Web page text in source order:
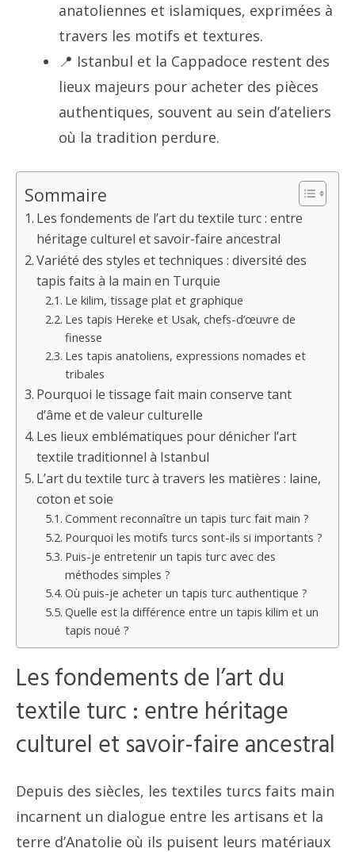
anatoliennes et islamiques, exprimées à
travers les motifs et textures.
📍 Istanbul et la Cappadoce restent des
lieux majeurs pour acheter des pièces
authentiques, souvent au sein d’ateliers
où la tradition perdure.
Sommaire
Les fondements de l’art du textile turc : entre
héritage culturel et savoir-faire ancestral
Variété des styles et techniques : diversité des
tapis faits à la main en Turquie
Le kilim, tissage plat et graphique
Les tapis Hereke et Usak, chefs-d’œuvre de
finesse
Les tapis anatoliens, expressions nomades et
tribales
Pourquoi le tissage fait main conserve tant
d’âme et de valeur culturelle
Les lieux emblématiques pour dénicher l’art
textile traditionnel à Istanbul
L’art du textile turc à travers les matières : laine,
coton et soie
Comment reconnaître un tapis turc fait main ?
Pourquoi les motifs turcs sont-ils si importants ?
Puis-je entretenir un tapis turc avec des
méthodes simples ?
Où puis-je acheter un tapis turc authentique ?
Quelle est la différence entre un tapis kilim et un
tapis noué ?
Les fondements de l’art du
textile turc : entre héritage
culturel et savoir-faire ancestral
Depuis des siècles, les textiles turcs faits main
incarnent un dialogue entre les artisans et la
terre d’Anatolie où ils puisent leurs matériaux